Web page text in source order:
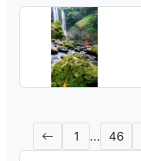
1 … 46